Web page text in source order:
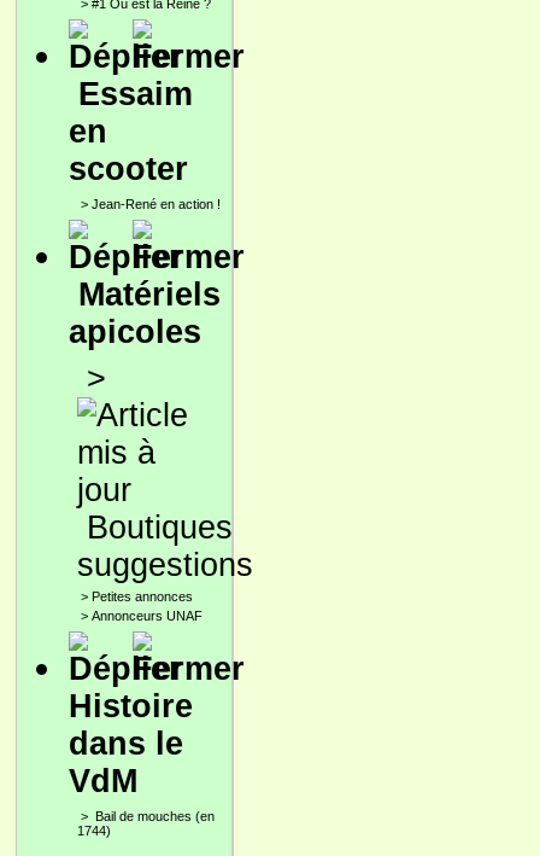
> #1 Où est la Reine ?
Essaim
en
scooter
> Jean-René en action !
Matériels
apicoles
>
Boutiques
suggestions
> Petites annonces
> Annonceurs UNAF
Histoire
dans le
VdM
> Bail de mouches (en
1744)